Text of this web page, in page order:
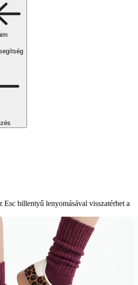
Esc billentyű lenyomásával visszatérhet a